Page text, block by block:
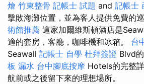
燴 竹東整骨 記帳士 試題 and 記帳士
擊敗海灘位置，並為客人提供免費的
術館推薦 這家加爾維斯頓酒店是
適的套房，客廳，咖啡機和冰箱。 台
Seawall 記帳士 自學 杜拜簽證 Blvd
板 漏水 台中腳底按摩 Hotels的完整
航前或之後留下來的理想場所。